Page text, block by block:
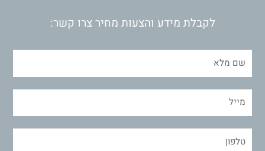
לקבלת מידע והצעות מחיר צרו קשר: